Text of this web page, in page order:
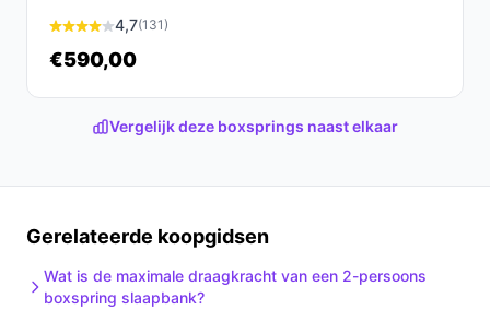
behoeften! 4,7(131)
€590,00
Vergelijk deze boxsprings naast elkaar
Gerelateerde koopgidsen
Wat is de maximale draagkracht van een 2-persoons
boxspring slaapbank?